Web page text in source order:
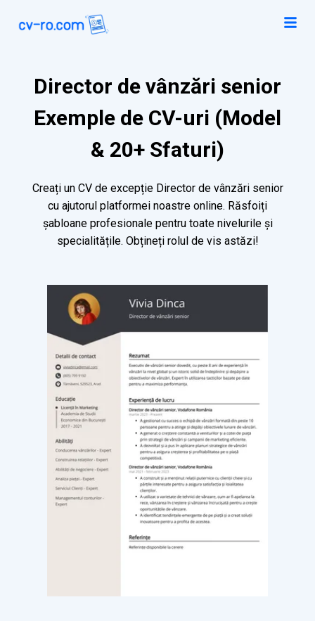
Director de vânzări senior
Exemple de CV-uri (Model
& 20+ Sfaturi)
Creați un CV de excepție Director de vânzări senior
cu ajutorul platformei noastre online. Răsfoiți
șabloane profesionale pentru toate nivelurile și
specialitățile. Obțineți rolul de vis astăzi!